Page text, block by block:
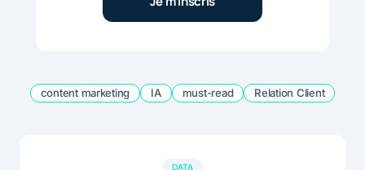
content marketing IA must-read Relation Client
DATA